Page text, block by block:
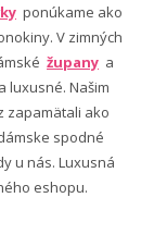
ponúkame ako
V zimných
župany a
luxusné. Našim
zapamätali ako
spodné
u nás. Luxusná
eshopu.